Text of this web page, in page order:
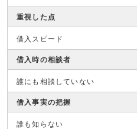
重視した点
借入スピード
借入時の相談者
誰にも相談していない
借入事実の把握
誰も知らない